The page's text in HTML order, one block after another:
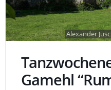
Alexander
Gamehl